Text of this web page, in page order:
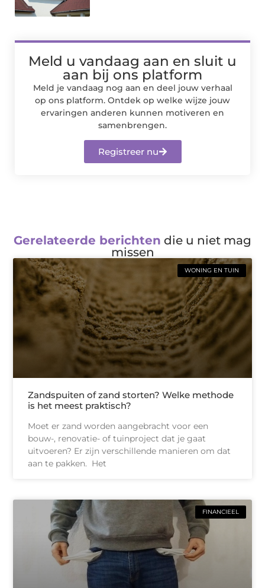
Meld u vandaag aan en sluit u
aan bij ons platform
Meld je vandaag nog aan en deel jouw verhaal
op ons platform. Ontdek op welke wijze jouw
ervaringen anderen kunnen motiveren en
samenbrengen.
Registreer nu
Gerelateerde berichten die u niet mag
missen
WONING EN TUIN
Zandspuiten of zand storten? Welke methode
is het meest praktisch?
Moet er zand worden aangebracht voor een
bouw-, renovatie- of tuinproject dat je gaat
uitvoeren? Er zijn verschillende manieren om dat
aan te pakken. Het
FINANCIEEL